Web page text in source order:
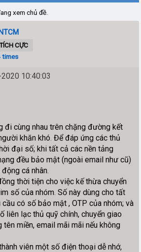
xem chủ đề.
CỰC
times
10:40:03
đi cùng nhau trên chặng đường kết
khăn khó. Để đáp ứng các thủ
đại số; khi tất cả các nền tảng
đều bảo mật (ngoài email như cũ)
cá nhân.
thời tiện cho việc kế thừa chuyển
số của nhóm. Số này dùng cho tất
có số bảo mật , OTP của nhóm; và
liên lạc thủ quỹ chính, chuyển giao
tên miền, email mãi mãi nếu không
viên một số điện thoại dễ nhớ,